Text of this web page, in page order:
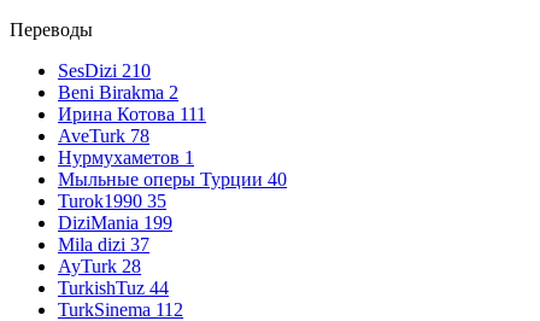
Переводы
SesDizi 210
Beni Birakma 2
Ирина Котова 111
AveTurk 78
Нурмухаметов 1
Мыльные оперы Турции 40
Turok1990 35
DiziMania 199
Mila dizi 37
AyTurk 28
TurkishTuz 44
TurkSinema 112